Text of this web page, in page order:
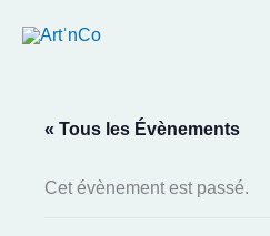
« Tous les Évènements
Cet évènement est passé.